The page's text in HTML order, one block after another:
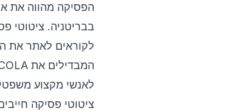
הפסיקה מהווה את
לקוראים לאתר את
לאנשי מקצוע
ציטוטי פסיקה